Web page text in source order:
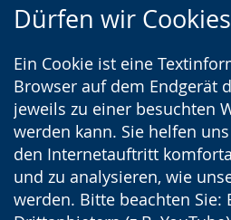
Dürfen wir
Ein Cookie ist eine
Browser auf dem Endgerät
jeweils zu einer besuchten
werden kann. Sie helfen
den Internetauftritt
und zu analysieren, wie
werden. Bitte beachten Sie: